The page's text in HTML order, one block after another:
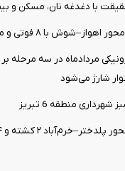
حقیقت با دغدغه نان، مسکن و
با ۸ فوتی و مصدوم
مردادماه در سه مرحله
شارژ می‌شود
منطقه 6 تبریز